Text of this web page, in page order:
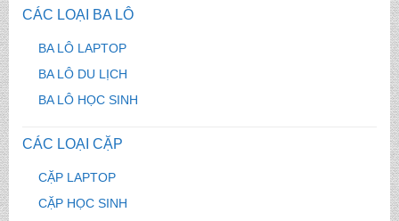
CÁC LOẠI BA LÔ
BA LÔ LAPTOP
BA LÔ DU LỊCH
BA LÔ HỌC SINH
CÁC LOẠI CẶP
CẶP LAPTOP
CẶP HỌC SINH